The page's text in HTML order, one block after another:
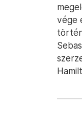
vége